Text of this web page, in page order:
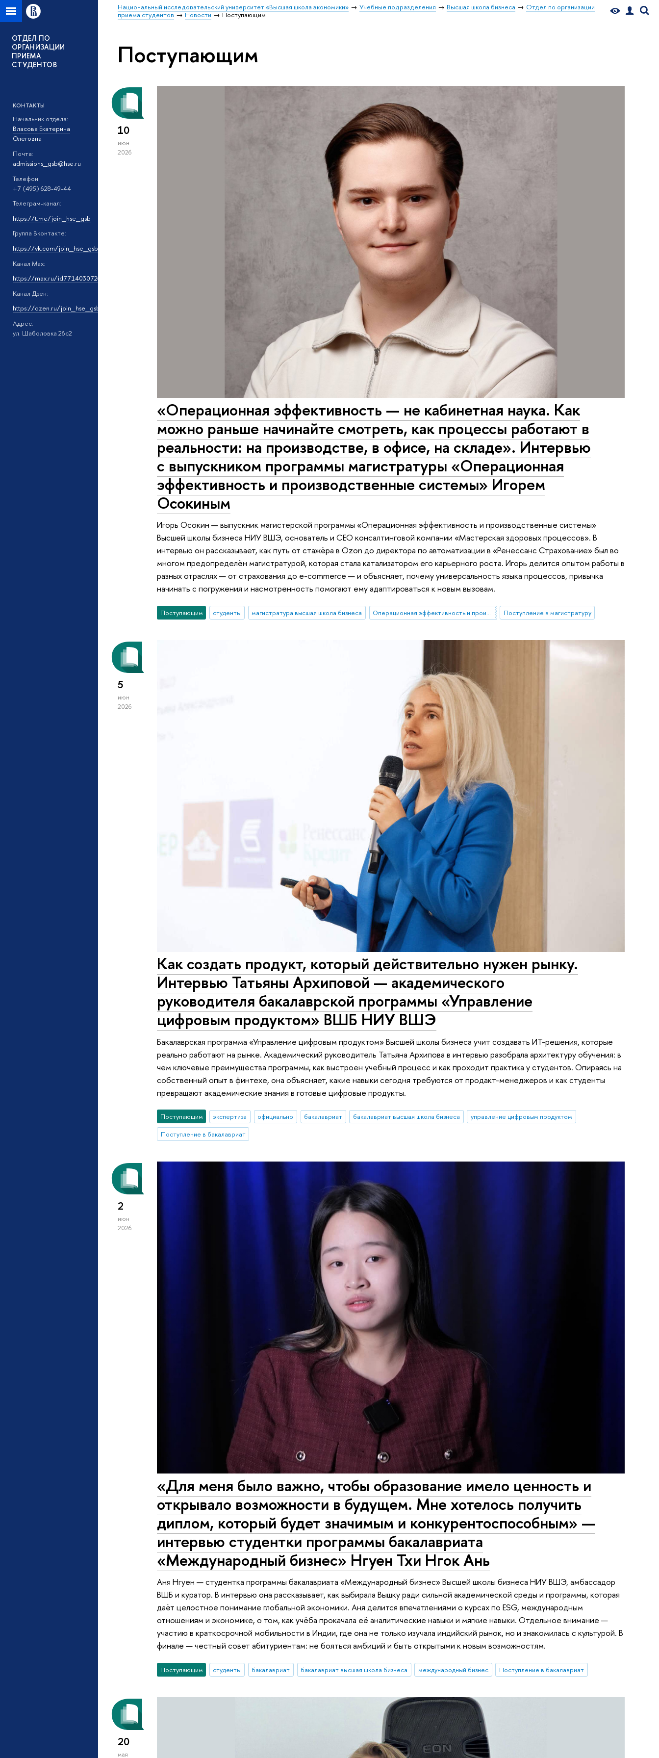
Национальный исследовательский университет «Высшая школа экономики» Учебные подразделения Высшая школа бизнеса
Отдел по организации
приема студентов
Новости Поступающим
ОТДЕЛ ПО
ОРГАНИЗАЦИИ
ПРИЕМА
СТУДЕНТОВ
КОНТАКТЫ
Начальник отдела:
Власова Екатерина
Олеговна
Почта:
admissions_gsb@hse.ru
Телефон:
+7 (495) 628-49-44
Телеграм-канал:
https://t.me/join_hse_gsb
Группа Вконтакте:
https://vk.com/join_hse_gsb
Канал Мах:
https://max.ru/id7714030726_gos13
Канал Дзен:
https://dzen.ru/join_hse_gsb
Адрес:
ул. Шаболовка 26с2
Поступающим
10
июн
2026
«Операционная эффективность — не кабинетная наука. Как
можно раньше начинайте смотреть, как процессы работают в
реальности: на производстве, в офисе, на складе». Интервью
с выпускником программы магистратуры «Операционная
эффективность и производственные системы» Игорем
Осокиным
Игорь Осокин — выпускник магистерской программы «Операционная эффективность и производственные системы»
Высшей школы бизнеса НИУ ВШЭ, основатель и CEO консалтинговой компании «Мастерская здоровых процессов». В
интервью он рассказывает, как путь от стажёра в Ozon до директора по автоматизации в «Ренессанс Страхование» был во
многом предопределён магистратурой, которая стала катализатором его карьерного роста. Игорь делится опытом работы в
разных отраслях — от страхования до e-commerce — и объясняет, почему универсальность языка процессов, привычка
начинать с погружения и насмотренность помогают ему адаптироваться к новым вызовам.
Поступающим студенты магистратура высшая школа бизнеса Операционная эффективность и производственные системы Поступление в магистратуру
5
июн
2026
Как создать продукт, который действительно нужен рынку.
Интервью Татьяны Архиповой — академического
руководителя бакалаврской программы «Управление
цифровым продуктом» ВШБ НИУ ВШЭ
Бакалаврская программа «Управление цифровым продуктом» Высшей школы бизнеса учит создавать ИT-решения, которые
реально работают на рынке. Академический руководитель Татьяна Архипова в интервью разобрала архитектуру обучения: в
чем ключевые преимущества программы, как выстроен учебный процесс и как проходит практика у студентов. Опираясь на
собственный опыт в финтехе, она объясняет, какие навыки сегодня требуются от продакт-менеджеров и как студенты
превращают академические знания в готовые цифровые продукты.
Поступающим экспертиза официально бакалавриат бакалавриат высшая школа бизнеса
управление цифровым продуктом
Поступление в бакалавриат
2
июн
2026
«Для меня было важно, чтобы образование имело ценность и
открывало возможности в будущем. Мне хотелось получить
диплом, который будет значимым и конкурентоспособным» —
интервью студентки программы бакалавриата
«Международный бизнес» Нгуен Тхи Нгок Ань
Аня Нгуен — студентка программы бакалавриата «Международный бизнес» Высшей школы бизнеса НИУ ВШЭ, амбассадор
ВШБ и куратор. В интервью она рассказывает, как выбирала Вышку ради сильной академической среды и программы, которая
даёт целостное понимание глобальной экономики. Аня делится впечатлениями о курсах по ESG, международным
отношениям и экономике, о том, как учёба прокачала её аналитические навыки и мягкие навыки. Отдельное внимание —
участию в краткосрочной мобильности в Индии, где она не только изучала индийский рынок, но и знакомилась с культурой. В
финале — честный совет абитуриентам: не бояться амбиций и быть открытыми к новым возможностям.
Поступающим студенты бакалавриат бакалавриат высшая школа бизнеса международный бизнес Поступление в бакалавриат
20
мая